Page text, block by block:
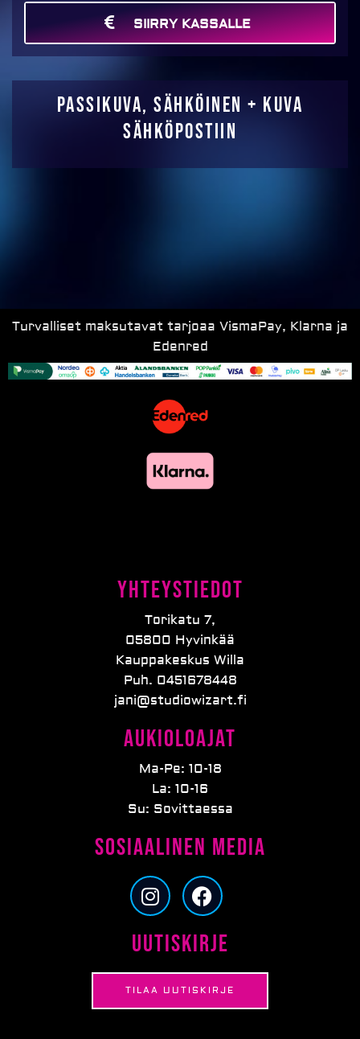
SIIRRY KASSALLE
Passikuva, sähköinen + kuva
sähköpostiin
Turvalliset maksutavat tarjoaa VismaPay, Klarna ja
Edenred
Yhteystiedot
Torikatu 7,
05800 Hyvinkää
Kauppakeskus Willa
Puh. 0451678448
jani@studiowizart.fi
Aukioloajat
Ma-Pe: 10-18
La: 10-16
Su: Sovittaessa
Sosiaalinen media
I
n
t
g
r
F
a
e
o
o
Uutiskirje
TILAA UUTISKIRJE